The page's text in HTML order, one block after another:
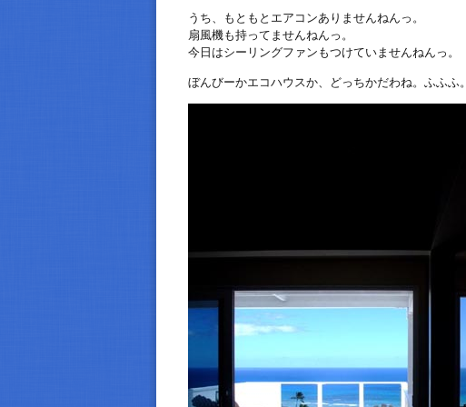
うち、もともとエアコンありませんねんっ。
扇風機も持ってませんねんっ。
今日はシーリングファンもつけていませんねんっ。
ぼんびーかエコハウスか、どっちかだわね。ふふふ。